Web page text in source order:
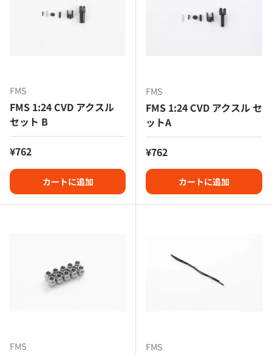
FMS
FMS 1:24 CVD アクスル
セット B
定価
¥762
カートに追加
FMS
FMS 1:24 CVD アクスル セ
ットA
定価
¥762
カートに追加
FMS FMS